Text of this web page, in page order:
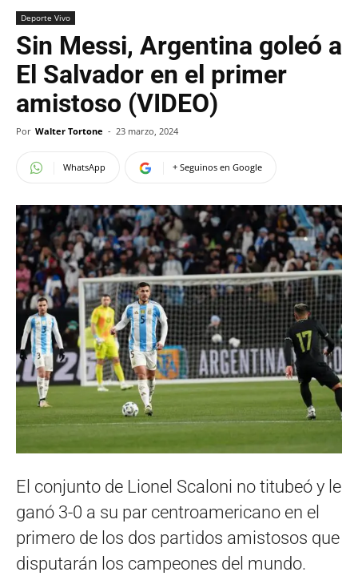
Deporte Vivo
Sin Messi, Argentina goleó a
El Salvador en el primer
amistoso (VIDEO)
Por Walter Tortone - 23 marzo, 2024
WhatsApp + Seguinos en Google
El conjunto de Lionel Scaloni no titubeó y le
ganó 3-0 a su par centroamericano en el
primero de los dos partidos amistosos que
disputarán los campeones del mundo.